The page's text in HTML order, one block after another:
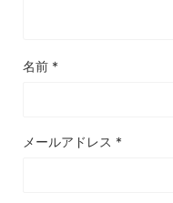
名前 *
メールアドレス *